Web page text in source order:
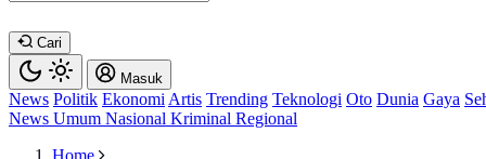
Cari
Masuk
News Politik Ekonomi Artis Trending Teknologi Oto Dunia Gaya
News Umum Nasional Kriminal Regional
Home